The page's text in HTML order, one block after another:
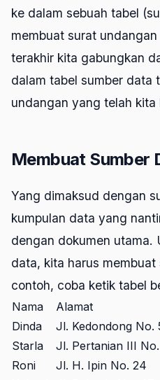
ke dalam sebuah tabel
membuat surat
terakhir kita gabungkan
dalam tabel sumber data
undangan yang telah kita
Membuat Sumber
Yang dimaksud dengan
kumpulan data yang
dengan dokumen utama.
data, kita harus
contoh, coba ketik tabel
Nama
Alamat
Dinda
Jl. Kedondong No.
Starla
Jl. Pertanian III
Roni
Jl. H. Ipin No. 24